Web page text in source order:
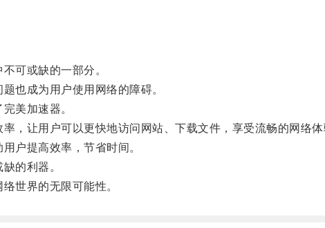
可或缺的一部分。
也成为用户使用网络的障碍。
美加速器。
让用户可以更快地访问网站、下载文件，享受流畅的网络体
户提高效率，节省时间。
的利器。
世界的无限可能性。